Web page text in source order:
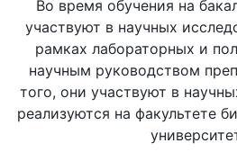
Во время обучения на
участвуют в научных
рамках лабораторных и
научным руководством
того, они участвуют в
реализуются на факультете